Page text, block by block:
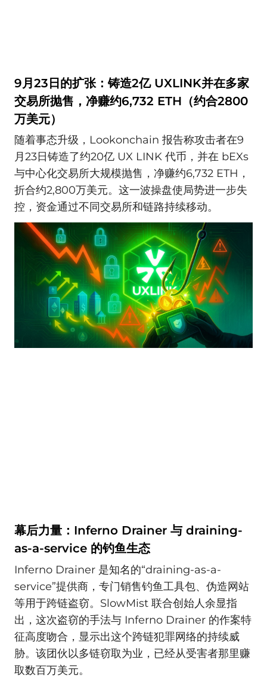
9月23日的扩张：铸造2亿 UXLINK并在多家
交易所抛售，净赚约6,732 ETH（约合2800
万美元）
随着事态升级，Lookonchain 报告称攻击者在9
月23日铸造了约20亿 UX LINK 代币，并在 bEXs
与中心化交易所大规模抛售，净赚约6,732 ETH，
折合约2,800万美元。这一波操盘使局势进一步失
控，资金通过不同交易所和链路持续移动。
幕后力量：Inferno Drainer 与 draining-
as-a-service 的钓鱼生态
Inferno Drainer 是知名的“draining-as-a-
service”提供商，专门销售钓鱼工具包、伪造网站
等用于跨链盗窃。SlowMist 联合创始人余显指
出，这次盗窃的手法与 Inferno Drainer 的作案特
征高度吻合，显示出这个跨链犯罪网络的持续威
胁。该团伙以多链窃取为业，已经从受害者那里赚
取数百万美元。